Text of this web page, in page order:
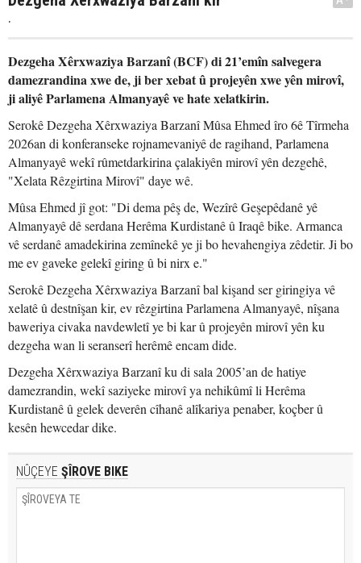
.
Dezgeha Xêrxwaziya Barzanî (BCF) di 21’emîn salvegera
damezrandina xwe de, ji ber xebat û projeyên xwe yên mirovî,
ji aliyê Parlamena Almanyayê ve hate xelatkirin.
Serokê Dezgeha Xêrxwaziya Barzanî Mûsa Ehmed îro 6ê Tîrmeha
2026an di konferanseke rojnamevaniyê de ragihand, Parlamena
Almanyayê wekî rûmetdarkirina çalakiyên mirovî yên dezgehê,
"Xelata Rêzgirtina Mirovî" daye wê.
Mûsa Ehmed jî got: "Di dema pêş de, Wezîrê Geşepêdanê yê
Almanyayê dê serdana Herêma Kurdistanê û Iraqê bike. Armanca
vê serdanê amadekirina zemînekê ye ji bo hevahengiya zêdetir. Ji bo
me ev gaveke gelekî giring û bi nirx e."
Serokê Dezgeha Xêrxwaziya Barzanî bal kişand ser giringiya vê
xelatê û destnîşan kir, ev rêzgirtina Parlamena Almanyayê, nîşana
baweriya civaka navdewletî ye bi kar û projeyên mirovî yên ku
dezgeha wan li seranserî herêmê encam dide.
Dezgeha Xêrxwaziya Barzanî ku di sala 2005’an de hatiye
damezrandin, wekî saziyeke mirovî ya nehikûmî li Herêma
Kurdistanê û gelek deverên cîhanê alîkariya penaber, koçber û
kesên hewcedar dike.
NÛÇEYE ŞÎROVE BIKE